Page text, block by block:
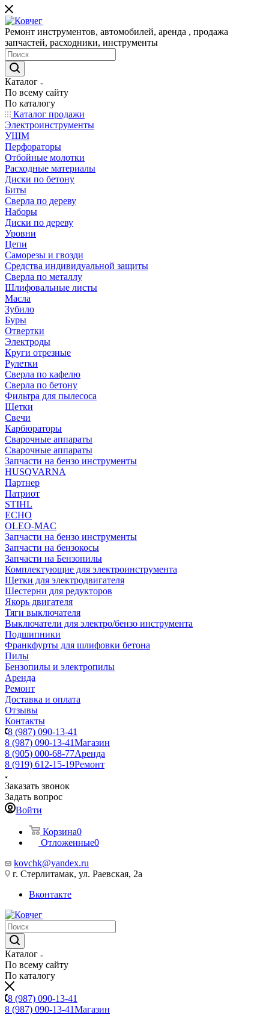
Ремонт инструментов, автомобилей, аренда , продажа
запчастей, расходники, инструменты
Каталог
По всему сайту
По каталогу
Каталог продажи
Электроинструменты
УШМ
Перфораторы
Отбойные молотки
Расходные материалы
Диски по бетону
Биты
Сверла по дереву
Наборы
Диски по дереву
Уровни
Цепи
Саморезы и гвозди
Средства индивидуальной защиты
Сверла по металлу
Шлифовальные листы
Масла
Зубило
Буры
Отвертки
Электроды
Круги отрезные
Рулетки
Сверла по кафелю
Сверла по бетону
Фильтра для пылесоса
Щетки
Свечи
Карбюраторы
Сварочные аппараты
Сварочные аппараты
Запчасти на бензо инструменты
HUSQVARNA
Партнер
Патриот
STIHL
ECHO
OLEO-MAC
Запчасти на бензо инструменты
Запчасти на бензокосы
Запчасти на Бензопилы
Комплектующие для электроинструмента
Щетки для электродвигателя
Шестерни для редукторов
Якорь двигателя
Тяги выключателя
Выключатели для электро/бензо инструмента
Подшипники
Франкфурты для шлифовки бетона
Пилы
Бензопилы и электропилы
Аренда
Ремонт
Доставка и оплата
Отзывы
Контакты
8 (987) 090-13-41
8 (987) 090-13-41Магазин
8 (905) 000-68-77Аренда
8 (919) 612-15-19Ремонт
Заказать звонок
Задать вопрос
Войти
Корзина0
Отложенные0
kovchk@yandex.ru
г. Стерлитамак, ул. Раевская, 2а
Вконтакте
Каталог
По всему сайту
По каталогу
8 (987) 090-13-41
8 (987) 090-13-41Магазин